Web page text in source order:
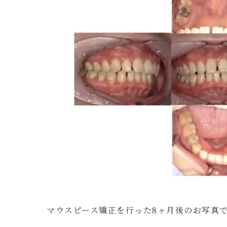
マウスピース矯正を行った8ヶ月後のお写真